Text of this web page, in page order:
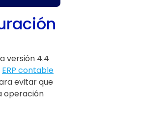
versión 4.4
ERP contable
evitar que
operación